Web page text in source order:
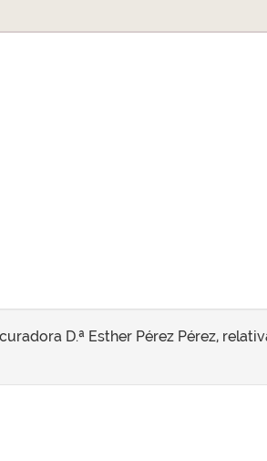
D.ª Esther Pérez Pérez,